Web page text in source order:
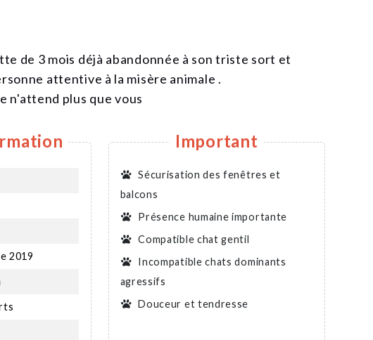
de 3 mois déjà abandonnée à son triste sort et
attentive à la misère animale .
n'attend plus que vous
2019
Important
Sécurisation des fenêtres et
balcons
Présence humaine importante
Compatible chat gentil
Incompatible chats dominants
agressifs
Douceur et tendresse